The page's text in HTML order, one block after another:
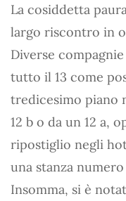
La cosiddetta
largo riscontro in
Diverse
tutto il 13 come
tredicesimo piano
12 b o da un 12 a,
ripostiglio negli
una stanza numero
Insomma, si è